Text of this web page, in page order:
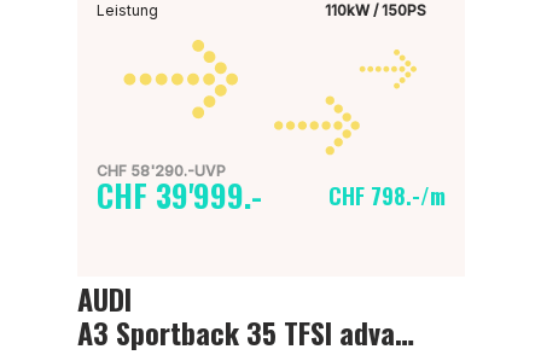
Leistung 110kW / 150PS
CHF 58'290.-UVP
CHF 39'999.- CHF 798.-/m
AUDI
A3 Sportback 35 TFSI advanced Attraction